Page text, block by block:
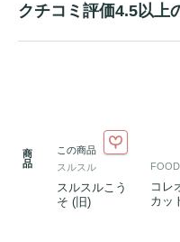
クチコミ評価4.5以上
商
品
この商品
スルスル
スルスルこう
そ (旧)
コレ
カッ